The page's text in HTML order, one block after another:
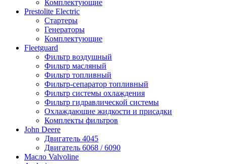
Комплектующие
Prestolite Electric
Стартеры
Генераторы
Комплектующие
Fleetguard
Фильтр воздушный
Фильтр масляный
Фильтр топливный
Фильтр-сепаратор топливный
Фильтр системы охлаждения
Фильтр гидравлической системы
Охлаждающие жидкости и присадки
Комплекты фильтров
John Deere
Двигатель 4045
Двигатель 6068 / 6090
Масло Valvoline